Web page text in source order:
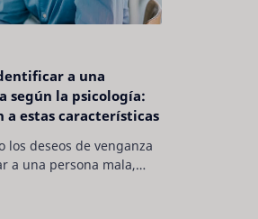
a una
según la psicología:
a estas características
los deseos de venganza
a una persona mala,
puede pro…